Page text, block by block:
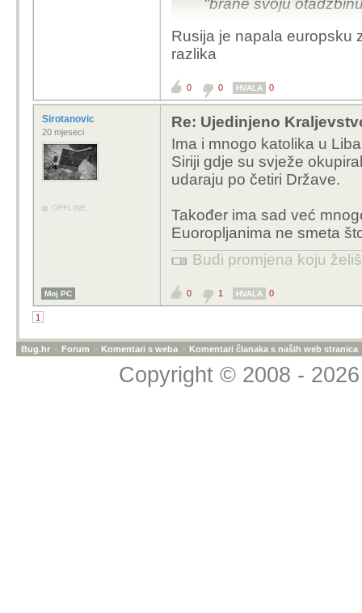
"brane svoju
Zbilja sam iznenađen
poput Španjolske.
Rusija je napala europsku
razlika
0 0 HVALA 0
Sirotanovic
20 mjeseci
OFFLINE
Re: Ujedinjeno
Ima i mnogo katolika u
Siriji gdje su svježe
udaraju po četiri Države.
Također ima sad već
Euoropljanima ne smeta
Budi promjena koju
Moj PC 0 1 HVALA 0
1
Bug.hr » Forum » Komentari s weba » Komentari članaka s naših web stranica
Copyright © 2008 -